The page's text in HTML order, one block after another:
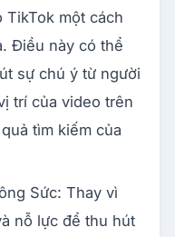
một cách
Điều này có thể
sự chú ý từ người
trí của video trên
tìm kiếm của
Sức: Thay vì
nỗ lực để thu hút